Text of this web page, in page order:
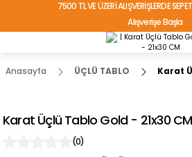
7500 TL VE ÜZERİ ALIŞVERİŞLERDE
Alışverişe Başla
TÜRKİYE'NİN HER YERİNE
Anasayfa ÜÇLÜ TABLO Karat
Karat Üçlü Tablo Gold - 21x30 CM
(0)